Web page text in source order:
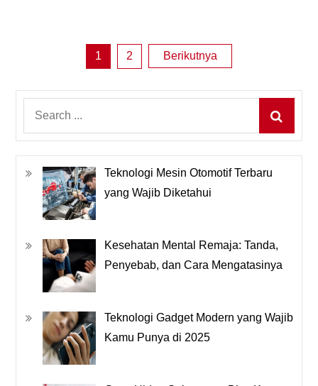
Paginasi
pos
1 2 Berikutnya
Teknologi Mesin Otomotif Terbaru
yang Wajib Diketahui
Kesehatan Mental Remaja: Tanda,
Penyebab, dan Cara Mengatasinya
Teknologi Gadget Modern yang Wajib
Kamu Punya di 2025